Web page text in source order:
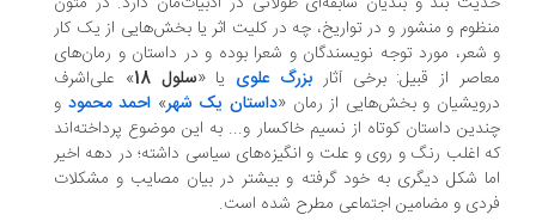
و منشور و در تواریخ، چه در کلیت اثر یا بخش‌هایی از یک کار
مورد توجه نویسندگان و شعرا بوده و در داستان و رمان‌های
از قبیل: برخی آثاربزرگ علوی یا «سلول 18 » علی‌اشرف
و بخش‌هایی از رمان « داستان یک شهر» احمد محمودو
داستان کوتاه از نسیم خاکسار و... به این موضوع پرداخته‌اند
اغلب رنگ و روی و علت و انگیزه‌های سیاسی داشته‌؛ در دهه اخیر
شکل دیگری به‌ خود گرفته و بیشتر در بیان مصایب و مشکلات
و مضامین اجتماعی مطرح شده‌ است.